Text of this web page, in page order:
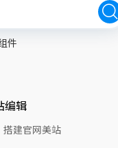
件
编辑
搭建官网美站